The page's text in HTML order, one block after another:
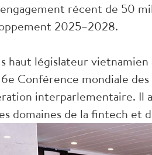
récent de 50
2025–2028.
haut législateur vietnamien
Conférence mondiale
interparlementaire. Il
domaines de la fintech et